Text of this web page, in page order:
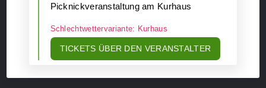
Picknickveranstaltung am Kurhaus
Schlechtwettervariante: Kurhaus
TICKETS ÜBER DEN VERANSTALTER